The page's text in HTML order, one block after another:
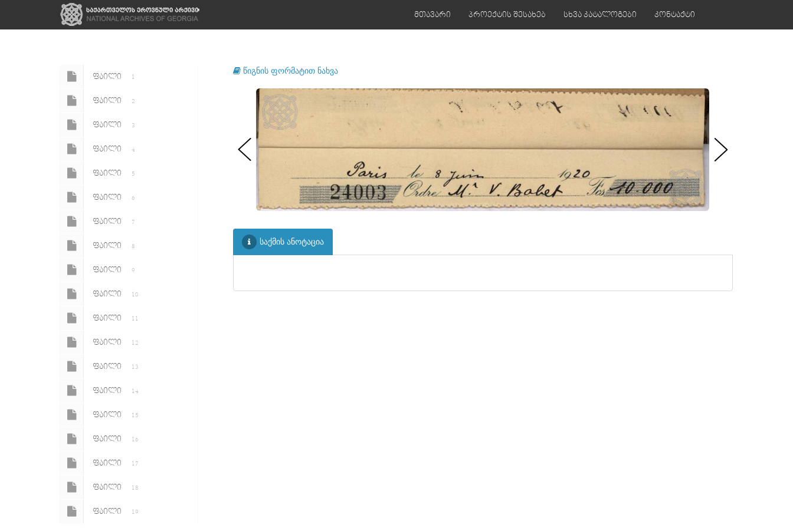
მთავარი პროექტის შესახებ სხვა კატალოგები კონტაქტი
ᲤᲐᲘᲚᲘ 1
ᲤᲐᲘᲚᲘ 2
ᲤᲐᲘᲚᲘ 3
ᲤᲐᲘᲚᲘ 4
ᲤᲐᲘᲚᲘ 5
ᲤᲐᲘᲚᲘ 6
ᲤᲐᲘᲚᲘ 7
ᲤᲐᲘᲚᲘ 8
ᲤᲐᲘᲚᲘ 9
ᲤᲐᲘᲚᲘ 10
ᲤᲐᲘᲚᲘ 11
ᲤᲐᲘᲚᲘ 12
ᲤᲐᲘᲚᲘ 13
ᲤᲐᲘᲚᲘ 14
ᲤᲐᲘᲚᲘ 15
ᲤᲐᲘᲚᲘ 16
ᲤᲐᲘᲚᲘ 17
ᲤᲐᲘᲚᲘ 18
ᲤᲐᲘᲚᲘ 19
წიგნის ფორმატით ნახვა
საქმის ანოტაცია